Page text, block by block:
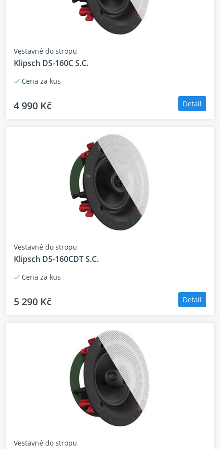
Vestavné do stropu
Klipsch DS-160C S.C.
Cena za kus
4 990 Kč Detail
Vestavné do stropu
Klipsch DS-160CDT S.C.
Cena za kus
5 290 Kč Detail
Vestavné do stropu